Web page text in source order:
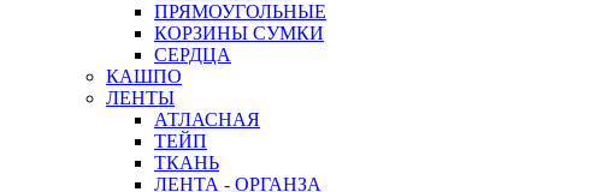
ПРЯМОУГОЛЬНЫЕ
КОРЗИНЫ СУМКИ
СЕРДЦА
КАШПО
ЛЕНТЫ
АТЛАСНАЯ
ТЕЙП
ТКАНЬ
ЛЕНТА - ОРГАНЗА